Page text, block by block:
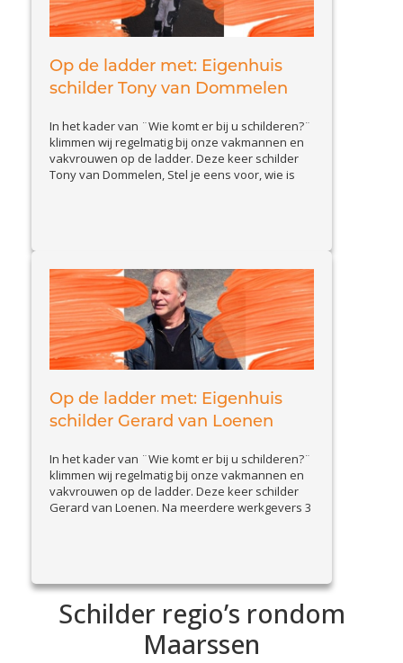
Op de ladder met: Eigenhuis
schilder Tony van Dommelen
In het kader van ¨Wie komt er bij u schilderen?¨
klimmen wij regelmatig bij onze vakmannen en
vakvrouwen op de ladder. Deze keer schilder
Tony van Dommelen, Stel je eens voor, wie is
Op de ladder met: Eigenhuis
schilder Gerard van Loenen
In het kader van ¨Wie komt er bij u schilderen?¨
klimmen wij regelmatig bij onze vakmannen en
vakvrouwen op de ladder. Deze keer schilder
Gerard van Loenen. Na meerdere werkgevers 3
Article
Schilder regio’s rondom
Maarssen